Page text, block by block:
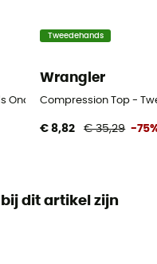
Ondergoed - Dames -
Tweedehands
Wrangler
Compression Top -
€ 8,82 € 35,29 -
dit artikel zijn